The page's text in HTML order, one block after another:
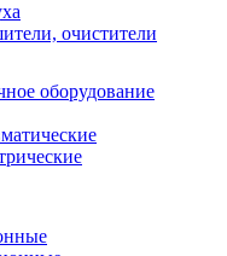
очистители
оборудование